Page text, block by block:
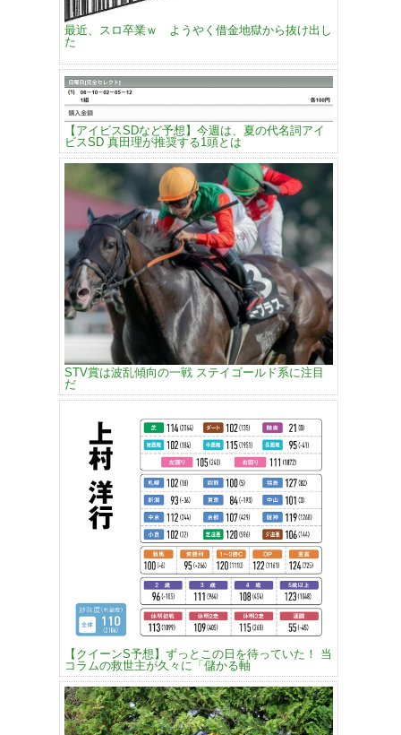
最近、スロ卒業ｗ ようやく借金地獄から抜け出し
た
【アイビスSDなど予想】今週は、夏の代名詞アイ
ビスSD 真田理が推奨する1頭とは
STV賞は波乱傾向の一戦 ステイゴールド系に注目
だ
【クイーンS予想】ずっとこの日を待っていた！ 当
コラムの救世主が久々に「儲かる軸